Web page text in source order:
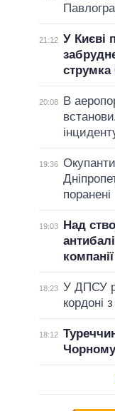
21:12 У Києві
20:08
В
19:36
поранені
19:03
Над
18:23 У ДПСУ
кордоні
18:12
Чорному